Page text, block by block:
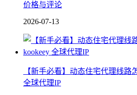
价格与评论
2026-07-13
【新手必看】动态住宅代理线
全球代理IP